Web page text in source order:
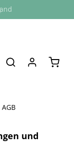
AGB
und